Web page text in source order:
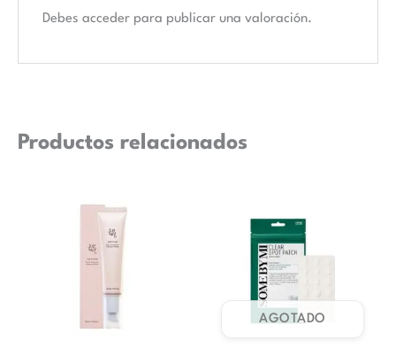
Debesacceder para publicar una valoración.
Productos relacionados
AGOTADO